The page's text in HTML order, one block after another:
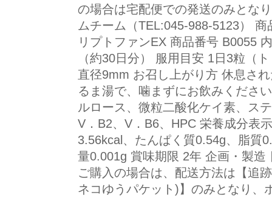
の場合は宅配便での発送のみとな
ムチーム（TEL:045-988-5123）
リプトファンEX 商品番号 B0055
（約30日分） 服用目安 1日3粒（
直径9mm お召し上がり方 休息さ
るま湯で、噛まずにお飲みくださ
ルロース、微粒二酸化ケイ素、ス
V．B2、V．B6、HPC 栄養成分表
3.56kcal、たんぱく質0.54g、脂質
量0.001g 賞味期限 2年 企画・製
ご購入の場合は、配送方法は【追
ネコゆうパケット)】のみとなり、